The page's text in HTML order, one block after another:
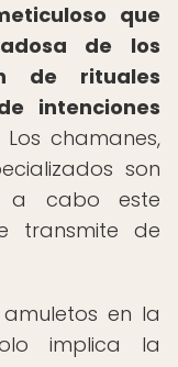
que
de los
de rituales
intenciones
Los chamanes,
son
a cabo este
transmite de
en la
implica la